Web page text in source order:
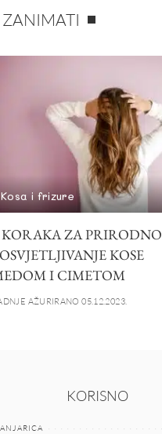
Kosa i frizure
KORAKA ZA PRIRODNO
KOSE
I CIMETOM
AŽURIRANO 05.12.2023.
KORISNO